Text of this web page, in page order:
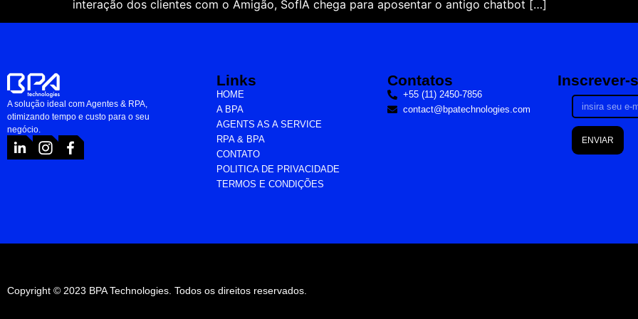
interação dos clientes com o Amigão, SofIA chega para aposentar o antigo chatbot […]
A solução ideal com Agentes & RPA,
otimizando tempo e custo para o seu
negócio.
Links
HOME
A BPA
AGENTS AS A SERVICE
RPA & BPA
CONTATO
POLITICA DE PRIVACIDADE
TERMOS E CONDIÇÕES
Contatos
+55 (11) 2450-7856
contact@bpatechnologies.com
Inscrever-
ENVIAR
Copyright © 2023 BPA Technologies. Todos os direitos reservados.